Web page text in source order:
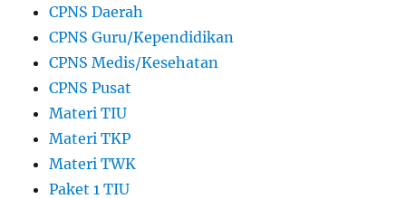
CPNS Daerah
CPNS Guru/Kependidikan
CPNS Medis/Kesehatan
CPNS Pusat
Materi TIU
Materi TKP
Materi TWK
Paket 1 TIU